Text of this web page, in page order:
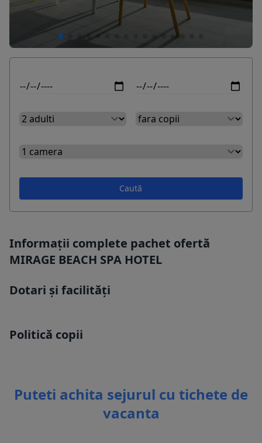
Caută
Informații complete pachet ofertă
MIRAGE BEACH SPA HOTEL
Dotari și facilități
Politică copii
Puteti achita sejurul cu tichete de
vacanta